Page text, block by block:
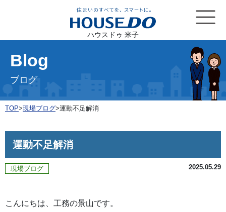
ハウスドゥ 米子
Blog
ブログ
TOP>現場ブログ>運動不足解消
運動不足解消
現場ブログ 2025.05.29
こんにちは、工務の景山です。